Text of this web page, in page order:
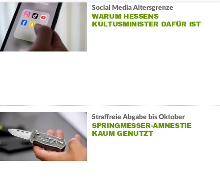
Social Media Altersgrenze
WARUM HESSENS
KULTUSMINISTER DAFÜR IST
Straffreie Abgabe bis Oktober
SPRINGMESSER-AMNESTIE
KAUM GENUTZT